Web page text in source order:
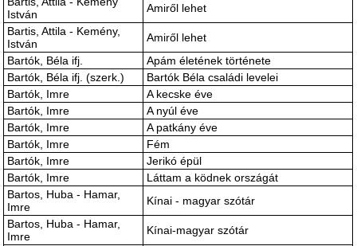
István
Amiről lehet
Bartis, Attila - Kemény,
István
Amiről lehet
Bartók, Béla ifj.
Apám életének története
Bartók, Béla ifj. (szerk.)
Bartók Béla családi levelei
Bartók, Imre
A kecske éve
Bartók, Imre
A nyúl éve
Bartók, Imre
A patkány éve
Bartók, Imre
Fém
Bartók, Imre
Jerikó épül
Bartók, Imre
Láttam a ködnek országát
Bartos, Huba - Hamar,
Imre
Kínai - magyar szótár
Bartos, Huba - Hamar,
Imre
Kínai-magyar szótár